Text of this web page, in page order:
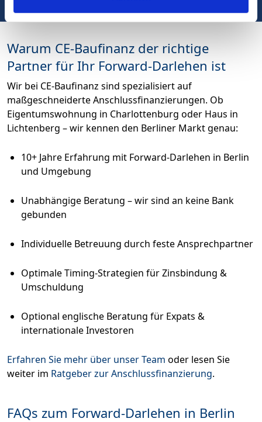
Warum CE-Baufinanz der richtige
Partner für Ihr Forward-Darlehen ist
Wir bei CE-Baufinanz sind spezialisiert auf
maßgeschneiderte Anschlussfinanzierungen. Ob
Eigentumswohnung in Charlottenburg oder Haus in
Lichtenberg – wir kennen den Berliner Markt genau:
10+ Jahre Erfahrung mit Forward-Darlehen in Berlin
und Umgebung
Unabhängige Beratung – wir sind an keine Bank
gebunden
Individuelle Betreuung durch feste Ansprechpartner
Optimale Timing-Strategien für Zinsbindung &
Umschuldung
Optional englische Beratung für Expats &
internationale Investoren
Erfahren Sie mehr über unser Team oder lesen Sie
weiter im Ratgeber zur Anschlussfinanzierung.
FAQs zum Forward-Darlehen in Berlin